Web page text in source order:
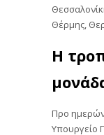
Θέρμης,
Η
Προ ημερών
Υπουργείο